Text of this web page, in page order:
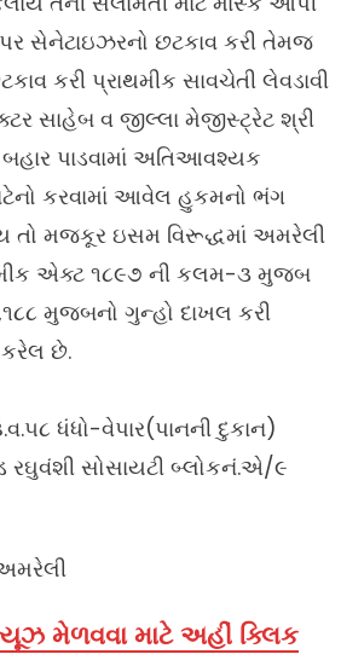
સેનેટાઇઝરનો છટકાવ કરી તેમજ
કરી પ્રાથમીક સાવચેતી લેવડાવી
સાહેબ વ જીલ્લા મેજીસ્ટ્રેટ શ્રી
બહાર પાડવામાં અતિઆવશ્યક
કરવામાં આવેલ હુકમનો ભંગ
તો મજકૂર ઇસમ વિરૂદ્ધમાં અમરેલી
એક્ટ ૧૮૯૭ ની કલમ-૩ મુજબ
મુજબનો ગુન્હો દાખલ કરી
કરેલ છે.
ધંધો-વેપાર(પાનની દુકાન)
રઘુવંશી સોસાયટી બ્લોકનં.એ/૯
અમરેલી
મેળવવા માટે અહીં ક્લિક